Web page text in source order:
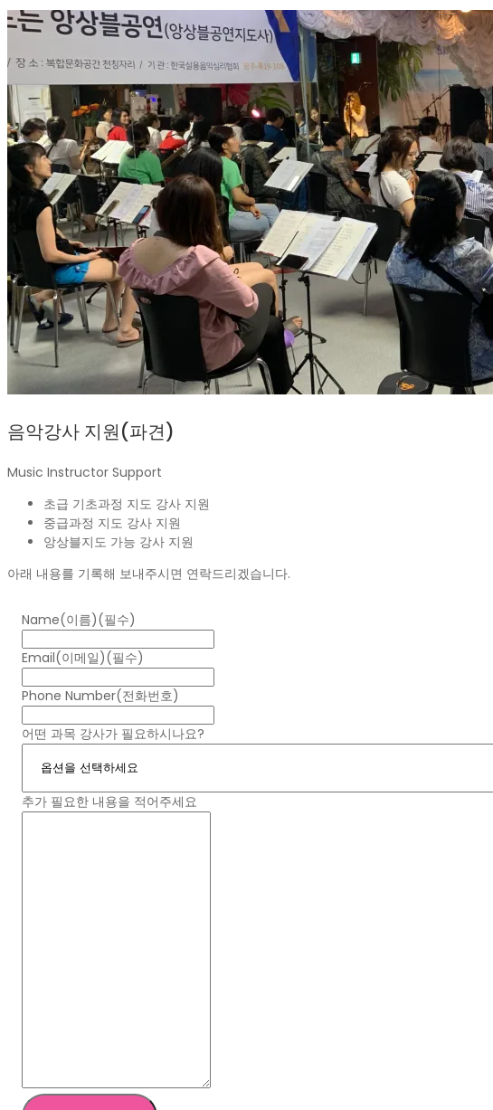
음악강사 지원(파견)
Music Instructor Support
초급 기초과정 지도 강사 지원
중급과정 지도 강사 지원
앙상블지도 가능 강사 지원
아래 내용를 기록해 보내주시면 연락드리겠습니다.
Name(이름)(필수)
Email(이메일)(필수)
Phone Number(전화번호)
어떤 과목 강사가 필요하시나요?
추가 필요한 내용을 적어주세요